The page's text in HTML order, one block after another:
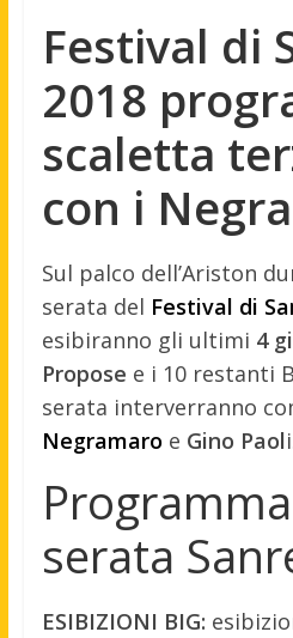
Festival di
2018
scaletta
con i
Sul palco dell’Ariston
serata del Festival di
esibiranno gli ultimi 4
Propose e i 10 restanti
serata interverranno
Negramaro e Gino Paol
serata
ESIBIZIONI BIG: